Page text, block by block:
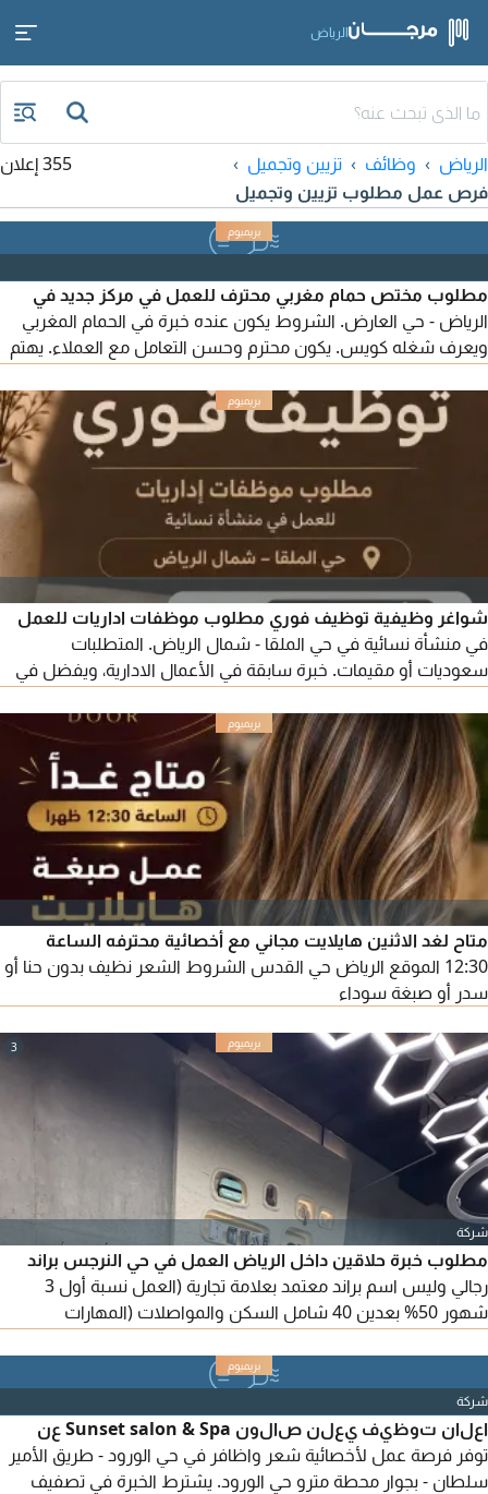
الرياض
الرياض وظائف
تزيين وتجميل
فرص عمل مطلوب تزيين وتجميل
355 إعلان
مطلوب مختص حمام مغربي محترف للعمل في مركز جديد في
الرياض - حي العارض. الشروط يكون عنده خبرة في الحمام المغربي
ويعرف شغله كويس. يكون محترم وحسن التعامل مع العملاء. يهتم
في استقبال العملاء وتنظيمهم عند الحاجة. ما يكون عليه بلاغ تغيب
أو هروب. الراتب والمميزات راتب أساسي 2200 ريال. 10% نسبة من
عملاء الحمام المغربي. السكن والمواصلات متوفر التواصل
شواغر وظيفية توظيف فوري مطلوب موظفات اداريات للعمل
في منشأة نسائية في حي الملقا - شمال الرياض. المتطلبات
سعوديات أو مقيمات. خبرة سابقة في الأعمال الادارية، ويفضل في
متاح لغد الاثنين هايلايت مجاني مع أخصائية محترفه الساعة
12:30 الموقع الرياض حي القدس الشروط الشعر نظيف بدون حنا أو
سدر أو صبغة سوداء
3
شركة
مطلوب خبرة حلاقين داخل الرياض العمل في حي النرجس براند
رجالي وليس اسم براند معتمد بعلامة تجارية (العمل نسبة أول 3
شهور 50% بعدين 40 شامل السكن والمواصلات (المهارات
الصدق المهارة العالية الالتزام بالتعليمات التعاون مع الزملاء الطموح.
أرسل شغلك واتساب فقط بعدها يتم التواصل معك يرجى عدم
التواصل من خارج السعودية فقط داخل السعودية
شركة
اعلان توظيف يعلن صالون Sunset salon & Spa عن
توفر فرصة عمل لأخصائية شعر واظافر في حي الورود - طريق الأمير
سلطان - بجوار محطة مترو حي الورود. يشترط الخبرة في تصفيف